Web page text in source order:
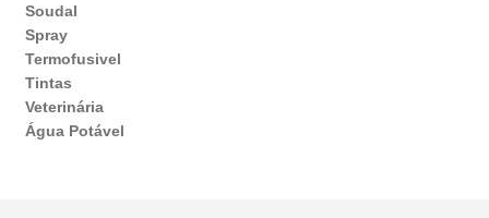
Soudal
Spray
Termofusivel
Tintas
Veterinária
Água Potável